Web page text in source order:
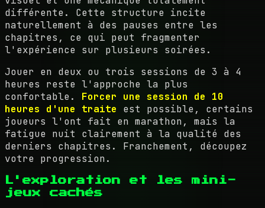
différente. Cette structure incite
naturellement à des pauses entre les
chapitres, ce qui peut fragmenter
l'expérience sur plusieurs soirées.
Jouer en deux ou trois sessions de 3 à 4
heures reste l'approche la plus
confortable. Forcer une session de 10
heures d'une traite est possible, certains
joueurs l'ont fait en marathon, mais la
fatigue nuit clairement à la qualité des
derniers chapitres. Franchement, découpez
votre progression.
L'exploration et les mini-
jeux cachés